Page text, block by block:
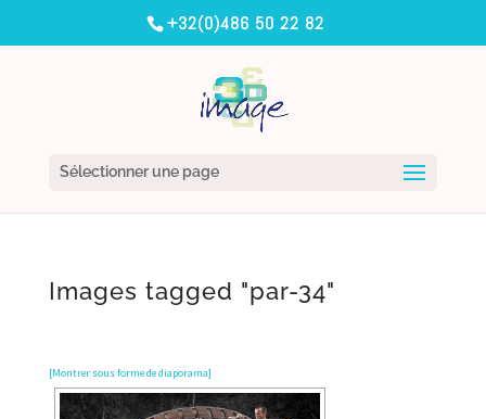
+32(0)486 50 22 82
Sélectionner une page
Images tagged "par-34"
[Montrer sous forme de diaporama]